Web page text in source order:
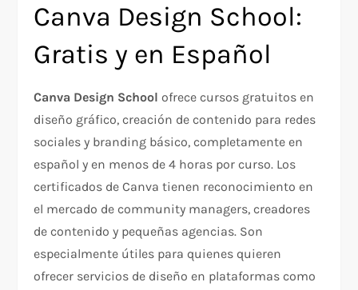
Canva Design School:
Gratis y en Español
Canva Design School ofrece cursos gratuitos en
diseño gráfico, creación de contenido para redes
sociales y branding básico, completamente en
español y en menos de 4 horas por curso. Los
certificados de Canva tienen reconocimiento en
el mercado de community managers, creadores
de contenido y pequeñas agencias. Son
especialmente útiles para quienes quieren
ofrecer servicios de diseño en plataformas como